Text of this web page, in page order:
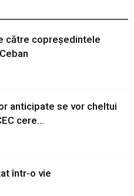
către copreședintele
anticipate se vor cheltui
cere...
într-o vie